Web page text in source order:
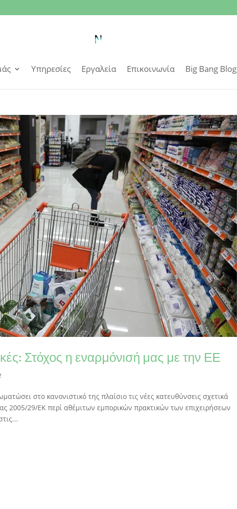
Υπηρεσίες Εργαλεία Επικοινωνία Big Bang Blog
Στόχος η εναρμόνισή μας με την ΕΕ
στο κανονιστικό της πλαίσιο τις νέες κατευθύνσεις σχετικά
2005/29/ΕΚ περί αθέμιτων εμπορικών πρακτικών των επιχειρήσεων